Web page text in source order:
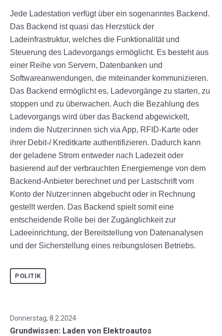
Jede Ladestation verfügt über ein sogenanntes Backend.
Das Backend ist quasi das Herzstück der
Ladeinfrastruktur, welches die Funktionalität und
Steuerung des Ladevorgangs ermöglicht. Es besteht aus
einer Reihe von Servern, Datenbanken und
Softwareanwendungen, die miteinander kommunizieren.
Das Backend ermöglicht es, Ladevorgänge zu starten, zu
stoppen und zu überwachen. Auch die Bezahlung des
Ladevorgangs wird über das Backend abgewickelt,
indem die Nutzer:innen sich via App, RFID-Karte oder
ihrer Debit-/ Kreditkarte authentifizieren. Dadurch kann
der geladene Strom entweder nach Ladezeit oder
basierend auf der verbrauchten Energiemenge von dem
Backend-Anbieter berechnet und per Lastschrift vom
Konto der Nutzer:innen abgebucht oder in Rechnung
gestellt werden. Das Backend spielt somit eine
entscheidende Rolle bei der Zugänglichkeit zur
Ladeeinrichtung, der Bereitstellung von Datenanalysen
und der Sicherstellung eines reibungslosen Betriebs.
POLITIK
Donnerstag, 8.2.2024
Grundwissen: Laden von Elektroautos